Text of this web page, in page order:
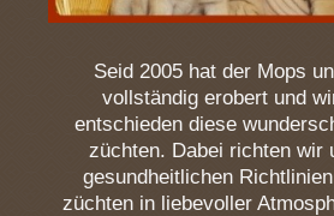
Seid 2005 hat der Mops
vollständig erobert und
entschieden diese
züchten. Dabei richten wir
gesundheitlichen
züchten in liebevoller